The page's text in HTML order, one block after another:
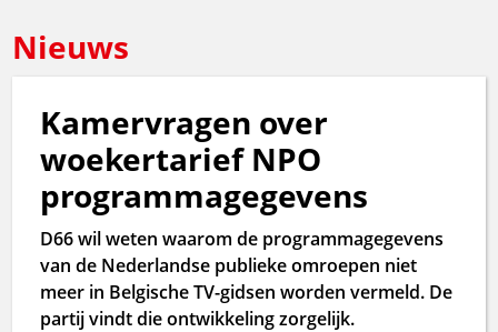
Nieuws
Kamervragen over
woekertarief NPO
programmagegevens
D66 wil weten waarom de programmagegevens
van de Nederlandse publieke omroepen niet
meer in Belgische TV-gidsen worden vermeld. De
partij vindt die ontwikkeling zorgelijk.